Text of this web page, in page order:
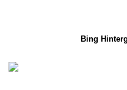
Bing